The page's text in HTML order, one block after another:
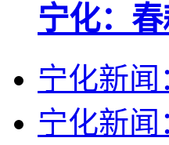
宁化：
宁化新闻
宁化新闻